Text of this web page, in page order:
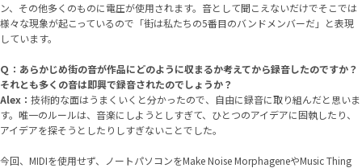
ン、その他多くのものに電圧が使用されます。音として聞こえないだけでそこでは
様々な現象が起こっているので「街は私たちの5番目のバンドメンバーだ」と表現
しています。
Ｑ：あらかじめ街の音が作品にどのように収まるか考えてから録音したのですか？
それとも多くの音は即興で録音されたのでしょうか？
Alex： 技術的な面はうまくいくと分かったので、自由に録音に取り組んだと思いま
す。唯一のルールは、音楽にしようとしすぎて、ひとつのアイデアに固執したり、
アイデアを探そうとしたりしすぎないことでした。
今回、MIDIを使用せず、ノートパソコンをMake Noise MorphageneやMusic Thing